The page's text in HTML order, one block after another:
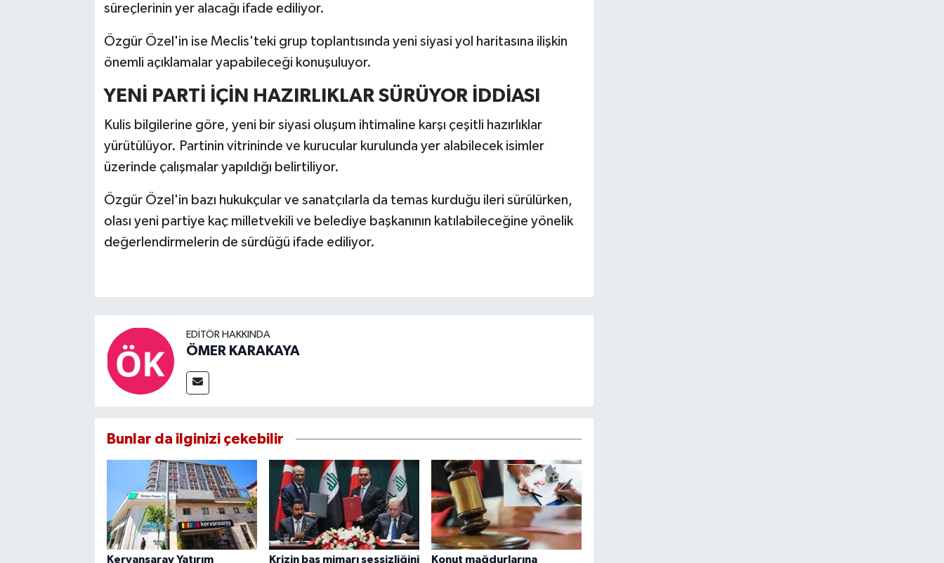
süreçlerinin yer alacağı ifade ediliyor.
Özgür Özel'in ise Meclis'teki grup toplantısında yeni siyasi yol haritasına ilişkin
önemli açıklamalar yapabileceği konuşuluyor.
YENİ PARTİ İÇİN HAZIRLIKLAR SÜRÜYOR İDDİASI
Kulis bilgilerine göre, yeni bir siyasi oluşum ihtimaline karşı çeşitli hazırlıklar
yürütülüyor. Partinin vitrininde ve kurucular kurulunda yer alabilecek isimler
üzerinde çalışmalar yapıldığı belirtiliyor.
Özgür Özel'in bazı hukukçular ve sanatçılarla da temas kurduğu ileri sürülürken,
olası yeni partiye kaç milletvekili ve belediye başkanının katılabileceğine yönelik
değerlendirmelerin de sürdüğü ifade ediliyor.
EDITÖR HAKKINDA
ÖMER KARAKAYA
Bunlar da ilginizi çekebilir
Kervansaray Yatırım
Krizin baş mimarı sessizliğini
Konut mağdurlarına